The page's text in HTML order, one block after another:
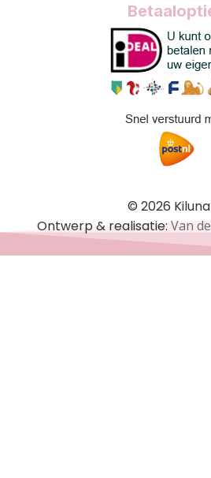
© 2026
Ontwerp & realisatie:Van